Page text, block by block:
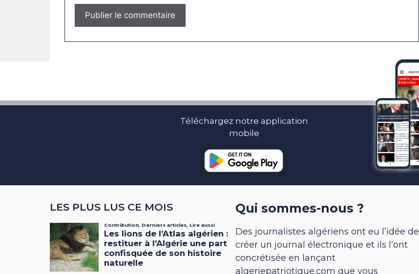
Téléchargez notre application
mobile
LES PLUS LUS CE MOIS Qui sommes-nous ?
Des journalistes algériens ont eu l’idée de
créer un journal électronique et ils l’ont
concrétisée en lançant
algeriepatriotique.com que vous